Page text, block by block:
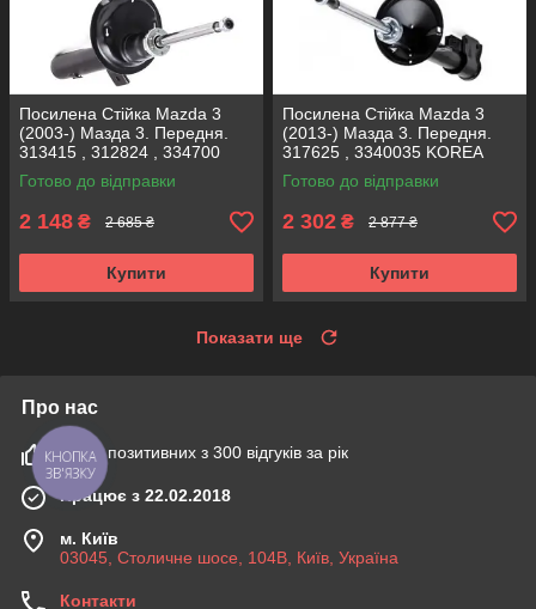
Посилена Стійка Mazda 3
(2003-) Мазда 3. Передня.
313415 , 312824 , 334700
KOREA Аксусс!
Готово до відправки
2 148 ₴ 2 685 ₴
Купити
Посилена Стійка Mazda 3
(2013-) Мазда 3. Передня.
317625 , 3340035 KOREA
Аксусс!
Готово до відправки
2 302 ₴ 2 877 ₴
Купити
Показати ще
Про нас
100% позитивних з 300 відгуків за рік
Працює з 22.02.2018
м. Київ
03045, Столичне шосе, 104B, Київ, Україна
Контакти
КНОПКА
ЗВ'ЯЗКУ